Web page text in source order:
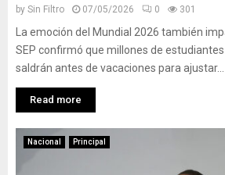
by Sin Filtro 07/05/2026 0 301
La emoción del Mundial 2026 también
SEP confirmó que millones de
saldrán antes de vacaciones para ajustar...
Read more
Nacional Principal